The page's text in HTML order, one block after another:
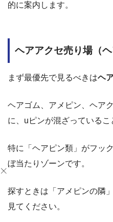
的に案内します。
ヘアアクセ売り場（
まず最優先で見るべきはヘ
ヘアゴム、アメピン、ヘア
に、uピンが混ざっているこ
特に「ヘアピン類」がフッ
ぼ当たりゾーンです。
探すときは「アメピンの隣
見てください。